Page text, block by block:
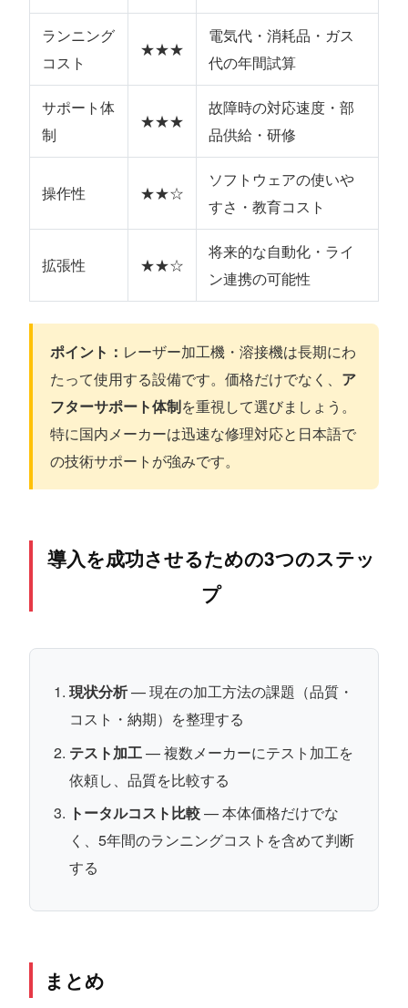
ランニング
コスト
★★★
電気代・消耗品・ガス
代の年間試算
サポート体
制
★★★
故障時の対応速度・部
品供給・研修
操作性 ★★☆
ソフトウェアの使いや
すさ・教育コスト
拡張性 ★★☆
将来的な自動化・ライ
ン連携の可能性
ポイント： レーザー加工機・溶接機は長期にわ
たって使用する設備です。価格だけでなく、 ア
フターサポート体制を重視して選びましょう。
特に国内メーカーは迅速な修理対応と日本語で
の技術サポートが強みです。
導入を成功させるための3つのステッ
プ
現状分析— 現在の加工方法の課題（品質・
コスト・納期）を整理する
テスト加工— 複数メーカーにテスト加工を
依頼し、品質を比較する
トータルコスト比較— 本体価格だけでな
く、5年間のランニングコストを含めて判断
する
まとめ